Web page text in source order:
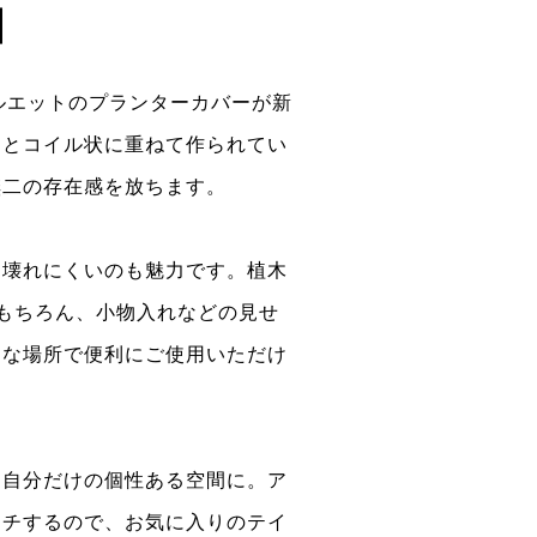
ットのプランターカバーが新
コイル状に重ねて作られてい
の存在感を放ちます。
れにくいのも魅力です。植木
ちろん、小物入れなどの見せ
場所で便利にご使用いただけ
分だけの個性ある空間に。ア
するので、お気に入りのテイ